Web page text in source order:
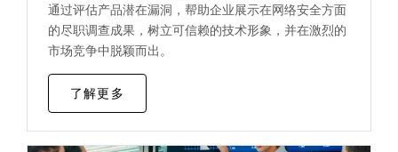
通过评估产品潜在漏洞，帮助企业展示在网络安全方面
的尽职调查成果，树立可信赖的技术形象，并在激烈的
市场竞争中脱颖而出。
了解更多